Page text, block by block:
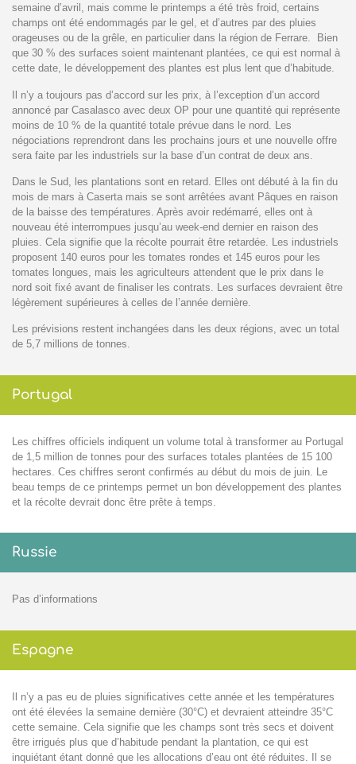
semaine d’avril, mais comme le printemps a été très froid, certains
champs ont été endommagés par le gel, et d’autres par des pluies
orageuses ou de la grêle, en particulier dans la région de Ferrare. Bien
que 30 % des surfaces soient maintenant plantées, ce qui est normal à
cette date, le développement des plantes est plus lent que d’habitude.
Il n’y a toujours pas d’accord sur les prix, à l’exception d’un accord
annoncé par Casalasco avec deux OP pour une quantité qui représente
moins de 10 % de la quantité totale prévue dans le nord. Les
négociations reprendront dans les prochains jours et une nouvelle offre
sera faite par les industriels sur la base d’un contrat de deux ans.
Dans le Sud, les plantations sont en retard. Elles ont débuté à la fin du
mois de mars à Caserta mais se sont arrêtées avant Pâques en raison
de la baisse des températures. Après avoir redémarré, elles ont à
nouveau été interrompues jusqu’au week-end dernier en raison des
pluies. Cela signifie que la récolte pourrait être retardée. Les industriels
proposent 140 euros pour les tomates rondes et 145 euros pour les
tomates longues, mais les agriculteurs attendent que le prix dans le
nord soit fixé avant de finaliser les contrats. Les surfaces devraient être
légèrement supérieures à celles de l’année dernière.
Les prévisions restent inchangées dans les deux régions, avec un total
de 5,7 millions de tonnes.
Portugal
Les chiffres officiels indiquent un volume total à transformer au Portugal
de 1,5 million de tonnes pour des surfaces totales plantées de 15 100
hectares. Ces chiffres seront confirmés au début du mois de juin. Le
beau temps de ce printemps permet un bon développement des plantes
et la récolte devrait donc être prête à temps.
Russie
Pas d’informations
Espagne
Il n’y a pas eu de pluies significatives cette année et les températures
ont été élevées la semaine dernière (30°C) et devraient atteindre 35°C
cette semaine. Cela signifie que les champs sont très secs et doivent
être irrigués plus que d’habitude pendant la plantation, ce qui est
inquiétant étant donné que les allocations d’eau ont été réduites. Il se